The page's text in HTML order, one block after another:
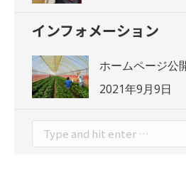
インフォメーション
ホームページ公
2021年9月9日
Search: